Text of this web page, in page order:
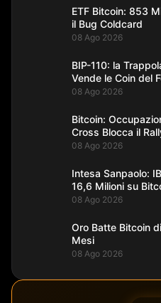
ETF Bitcoin: 853
il Bug Coldcard
08 Ago 2026
BIP-110: la
Vende le Coin del
08 Ago 2026
Bitcoin:
Cross Blocca il
08 Ago 2026
Intesa Sanpaolo:
16,6 Milioni su
08 Ago 2026
Oro Batte Bitcoin
Mesi
08 Ago 2026